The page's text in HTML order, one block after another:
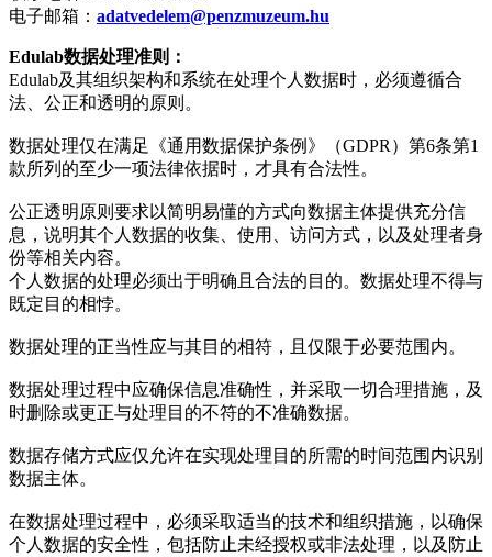
电子邮箱： adatvedelem@penzmuzeum.hu
Edulab数据处理准则：
Edulab及其组织架构和系统在处理个人数据时，必须遵循合
法、公正和透明的原则。
数据处理仅在满足《通用数据保护条例》（GDPR）第6条第1
款所列的至少一项法律依据时，才具有合法性。
公正透明原则要求以简明易懂的方式向数据主体提供充分信
息，说明其个人数据的收集、使用、访问方式，以及处理者身
份等相关内容。
个人数据的处理必须出于明确且合法的目的。数据处理不得与
既定目的相悖。
数据处理的正当性应与其目的相符，且仅限于必要范围内。
数据处理过程中应确保信息准确性，并采取一切合理措施，及
时删除或更正与处理目的不符的不准确数据。
数据存储方式应仅允许在实现处理目的所需的时间范围内识别
数据主体。
在数据处理过程中，必须采取适当的技术和组织措施，以确保
个人数据的安全性，包括防止未经授权或非法处理，以及防止